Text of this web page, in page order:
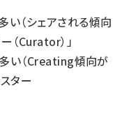
い（シェアされる傾向
（Curator）」
い（Creating傾向が
ター